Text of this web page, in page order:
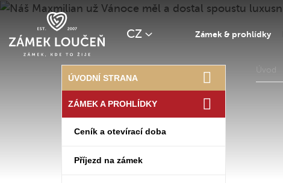
CZ Zámek & prohlídky
Úvod
ÚVODNÍ STRANA
ZÁMEK A PROHLÍDKY
Ceník a otevírací doba
Příjezd na zámek